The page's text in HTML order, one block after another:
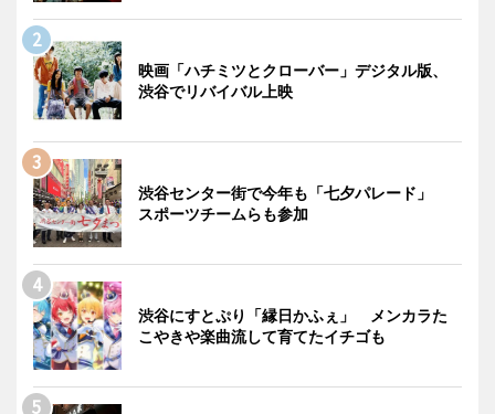
映画「ハチミツとクローバー」デジタル版、
渋谷でリバイバル上映
渋谷センター街で今年も「七夕パレード」
スポーツチームらも参加
渋谷にすとぷり「縁日かふぇ」 メンカラた
こやきや楽曲流して育てたイチゴも